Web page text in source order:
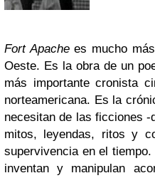
Fort Apachees mucho
Oeste. Es la obra de un
más importante cronista
norteamericana. Es la
necesitan de las ficciones
mitos, leyendas, ritos y
supervivencia en el
inventan y manipulan